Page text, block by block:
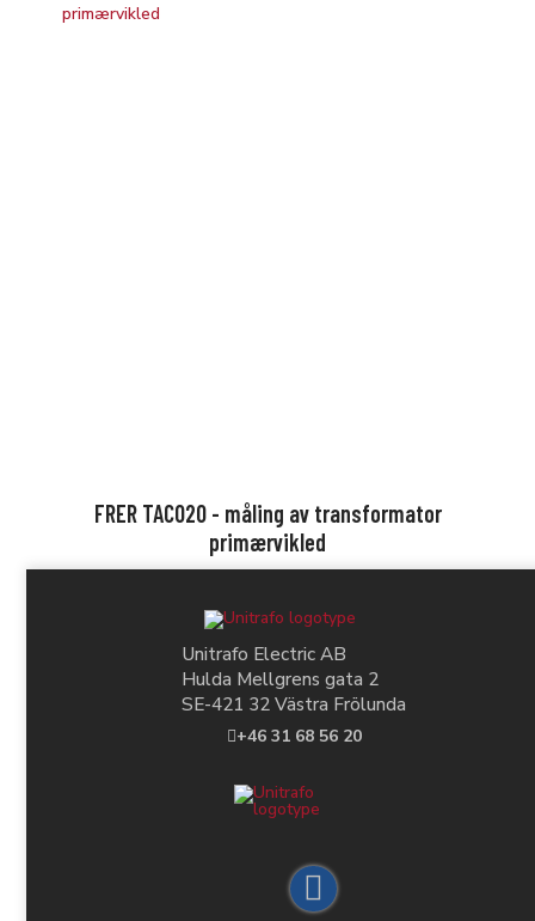
FRER TAC020 - måling av transformator
primærvikled
Unitrafo Electric AB
Hulda Mellgrens gata 2
SE-421 32 Västra Frölunda
+46 31 68 56 20